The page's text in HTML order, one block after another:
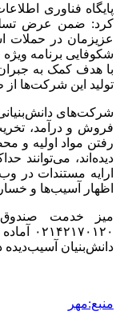
پایگاه فناوری
کرد: ضمن عرض
عزیزمان در حملات
شکوفایی برنامه
با هدف کمک به
تولید این شرکت‌‎ها از طریق اعطای تسهیلات آغاز کرده است.
شرکت‌های
فروش و درآمد،
رفتن مواد اولیه و
ارایه مستندات در
اظهار آسیب‌ها و
میز خدمت
دانش‌بنیان
منبع:مهر